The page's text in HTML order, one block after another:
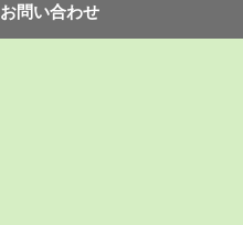
お問い合わせ